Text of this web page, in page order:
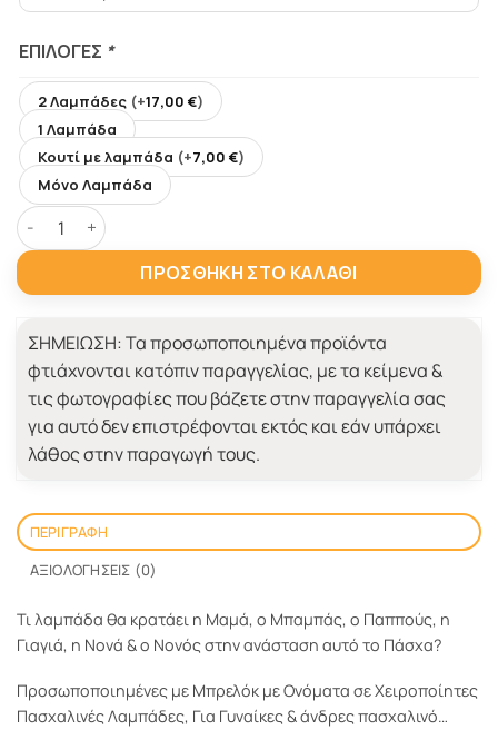
ΕΠΙΛΟΓΈΣ *
2 Λαμπάδες (+17,00 €)
1 Λαμπάδα
Κουτί με λαμπάδα (+7,00 €)
Μόνο Λαμπάδα
Για ζευγάρια Μπρελόκ με Ονόματα σε Χειροποίητες
ΠΡΟΣΘΉΚΗ ΣΤΟ ΚΑΛΆΘΙ
ΣΗΜΕΙΩΣΗ:Τα προσωποποιημένα προϊόντα
φτιάχνονται κατόπιν παραγγελίας, με τα κείμενα &
τις φωτογραφίες που βάζετε στην παραγγελία σας
για αυτό δεν επιστρέφονται εκτός και εάν υπάρχει
λάθος στην παραγωγή τους.
ΠΕΡΙΓΡΑΦΉ
ΑΞΙΟΛΟΓΉΣΕΙΣ (0)
Τι λαμπάδα θα κρατάει η Μαμά, ο Μπαμπάς, ο Παππούς, η
Γιαγιά, η Νονά & ο Νονός στην ανάσταση αυτό το Πάσχα?
Προσωποποιημένες με Μπρελόκ με Ονόματα σε Χειροποίητες
Πασχαλινές Λαμπάδες, Για Γυναίκες & άνδρες πασχαλινό